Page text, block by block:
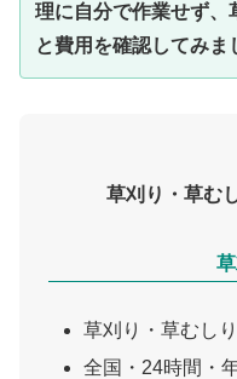
理に自分で作業せず、
と費用を確認してみま
草刈り・草む
草刈り・草むし
全国・24時間・